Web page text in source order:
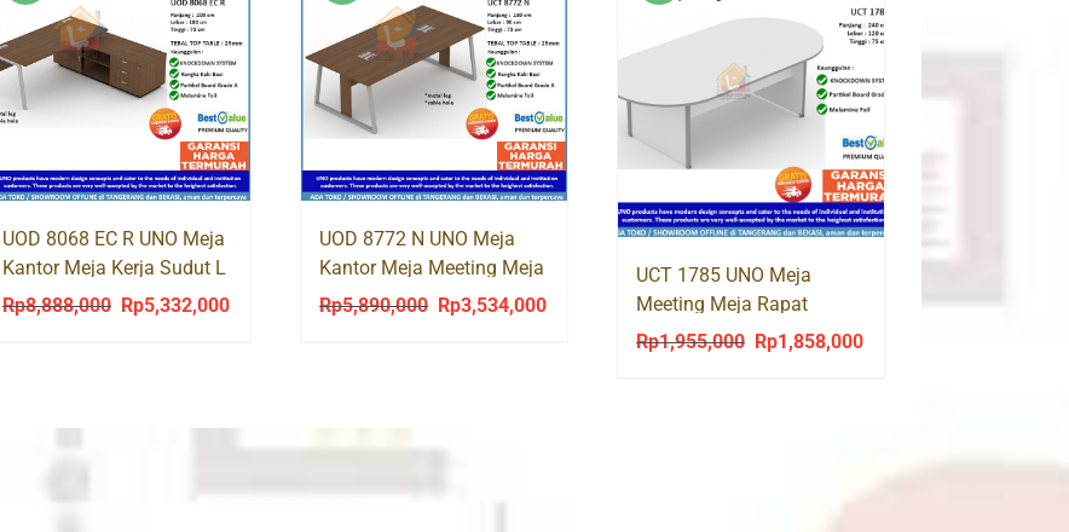
UOD 8068 EC R UNO Meja
Kantor Meja Kerja Sudut L
Kaki Besi
Rp8,888,000
Original
Rp5,332,000Current
UOD 8772 N UNO Meja
Kantor Meja Meeting Meja
Rapat Kaki Besi
Rp5,890,000
Original
Rp3,534,000Current
UCT 1785 UNO Meja
Meeting Meja Rapat
Kantor Oval Classic
Rp1,955,000
Original
Rp1,858,000Current